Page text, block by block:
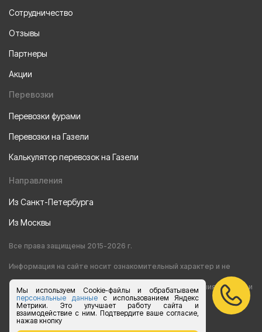
Мы используем Cookie-файлы и обрабатываем
персональные данныес использованием Яндекс
Метрики. Это улучшает работу сайта и
взаимодействие с ним. Подтвердите ваше согласие,
нажав кнопку
Сотрудничество
Отзывы
Партнеры
Акции
Перевозки
Перевозки фурами
Перевозки на Газели
Калькулятор перевозок на Газели
Направления
Из Санкт-Петербурга
Из Москвы
Все права защищены 2015-2026 г.
Информация на сайте носит ознакомительный характер и не
является публичной офертой, определяемой положениями статьи
437 Гражданского кодекса РФ